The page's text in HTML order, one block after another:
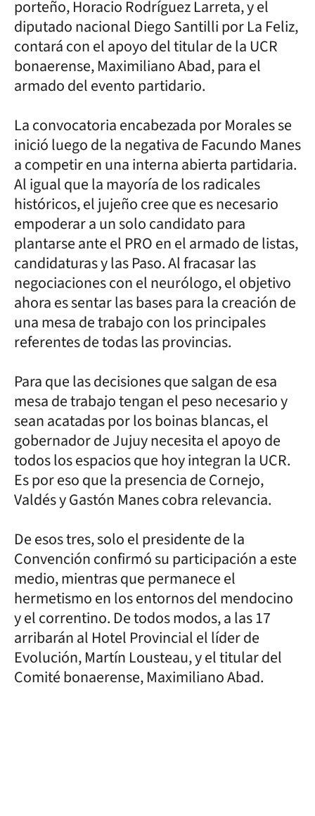
porteño, Horacio Rodríguez Larreta, y el
diputado nacional Diego Santilli por La Feliz,
contará con el apoyo del titular de la UCR
bonaerense, Maximiliano Abad, para el
armado del evento partidario.
La convocatoria encabezada por Morales se
inició luego de la negativa de Facundo Manes
a competir en una interna abierta partidaria.
Al igual que la mayoría de los radicales
históricos, el jujeño cree que es necesario
empoderar a un solo candidato para
plantarse ante el PRO en el armado de listas,
candidaturas y las Paso. Al fracasar las
negociaciones con el neurólogo, el objetivo
ahora es sentar las bases para la creación de
una mesa de trabajo con los principales
referentes de todas las provincias.
Para que las decisiones que salgan de esa
mesa de trabajo tengan el peso necesario y
sean acatadas por los boinas blancas, el
gobernador de Jujuy necesita el apoyo de
todos los espacios que hoy integran la UCR.
Es por eso que la presencia de Cornejo,
Valdés y Gastón Manes cobra relevancia.
De esos tres, solo el presidente de la
Convención confirmó su participación a este
medio, mientras que permanece el
hermetismo en los entornos del mendocino
y el correntino. De todos modos, a las 17
arribarán al Hotel Provincial el líder de
Evolución, Martín Lousteau, y el titular del
Comité bonaerense, Maximiliano Abad.